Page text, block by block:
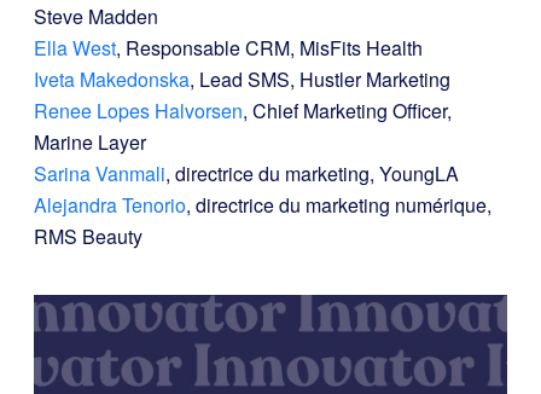
Steve Madden
Ella West, Responsable CRM, MisFits Health
Iveta Makedonska, Lead SMS, Hustler Marketing
Renee Lopes Halvorsen, Chief Marketing Officer,
Marine Layer
Sarina Vanmali, directrice du marketing, YoungLA
Alejandra Tenorio, directrice du marketing numérique,
RMS Beauty